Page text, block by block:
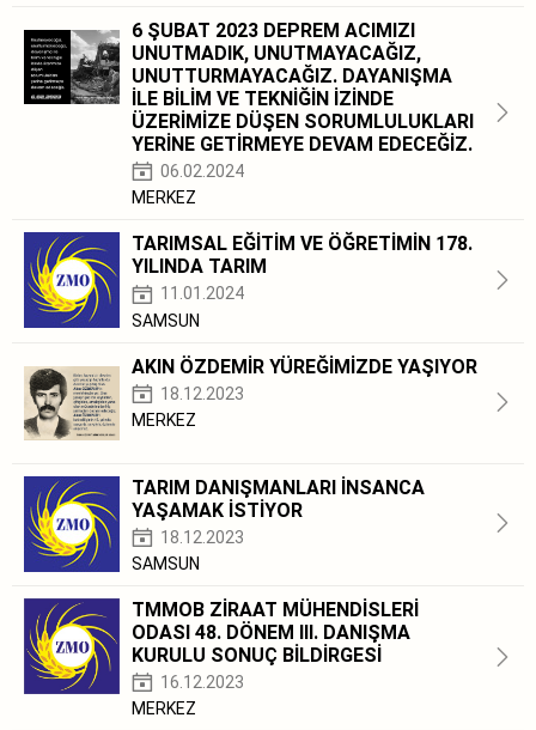
6 ŞUBAT 2023 DEPREM ACIMIZI
UNUTMADIK, UNUTMAYACAĞIZ,
UNUTTURMAYACAĞIZ. DAYANIŞMA
İLE BİLİM VE TEKNİĞİN İZİNDE
ÜZERİMİZE DÜŞEN SORUMLULUKLARI
YERİNE GETİRMEYE DEVAM EDECEĞİZ.
06.02.2024
MERKEZ
TARIMSAL EĞİTİM VE ÖĞRETİMİN 178.
YILINDA TARIM
11.01.2024
SAMSUN
AKIN ÖZDEMİR YÜREĞİMİZDE YAŞIYOR
18.12.2023
MERKEZ
TARIM DANIŞMANLARI İNSANCA
YAŞAMAK İSTİYOR
18.12.2023
SAMSUN
TMMOB ZİRAAT MÜHENDİSLERİ
ODASI 48. DÖNEM III. DANIŞMA
KURULU SONUÇ BİLDİRGESİ
16.12.2023
MERKEZ